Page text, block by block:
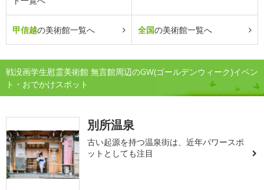
甲信越の美術館一覧へ 全国の美術館一覧へ
戦没画学生慰霊美術館 無言館周辺のGW(ゴールデンウィーク)イベン
ト・おでかけスポット
別所温泉
古い起源を持つ温泉街は、近年パワースポ
ットとしても注目